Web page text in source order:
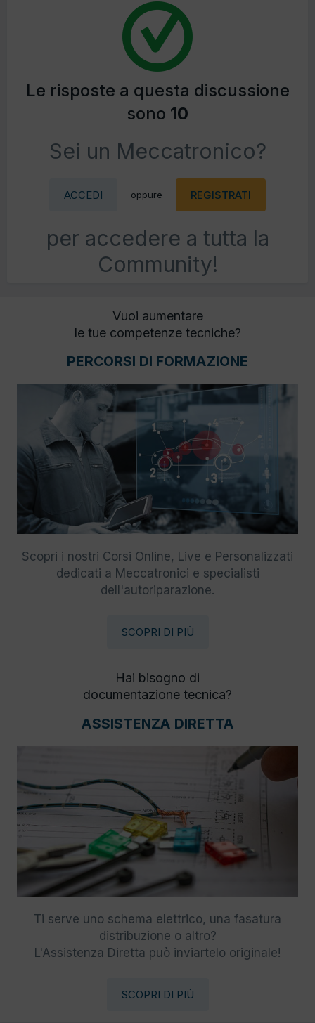
Le risposte a questa discussione
sono 10
Sei un Meccatronico?
ACCEDI oppure REGISTRATI
per accedere a tutta la
Community!
Vuoi aumentare
le tue competenze tecniche?
PERCORSI DI FORMAZIONE
Scopri i nostri Corsi Online, Live e Personalizzati
dedicati a Meccatronici e specialisti
dell'autoriparazione.
SCOPRI DI PIÙ
Hai bisogno di
documentazione tecnica?
ASSISTENZA DIRETTA
Ti serve uno schema elettrico, una fasatura
distribuzione o altro?
L'Assistenza Diretta può inviartelo originale!
SCOPRI DI PIÙ